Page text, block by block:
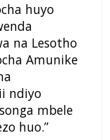
huyo
na Lesotho
Amunike
ndiyo
mbele
huo.”